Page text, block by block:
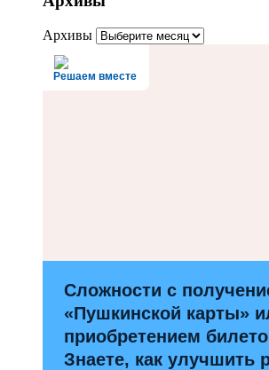
Архивы
Решаем вместе
Сложности с
«Пушкинской карты»
приобретением
Знаете, как улучшить